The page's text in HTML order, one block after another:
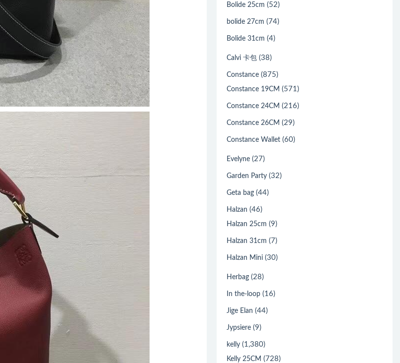
Bolide 25cm (52)
bolide 27cm (74)
Bolide 31cm (4)
Calvi 卡包 (38)
Constance (875)
Constance 19CM (571)
Constance 24CM (216)
Constance 26CM (29)
Constance Wallet (60)
Evelyne (27)
Garden Party (32)
Geta bag (44)
Halzan (46)
Halzan 25cm (9)
Halzan 31cm (7)
Halzan Mini (30)
Herbag (28)
In the-loop (16)
Jige Elan (44)
Jypsiere (9)
kelly (1,380)
Kelly 25CM (728)